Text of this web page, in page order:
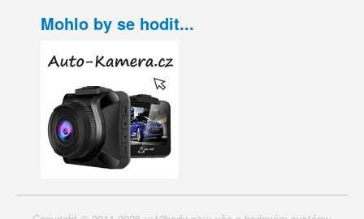
Mohlo by se hodit...